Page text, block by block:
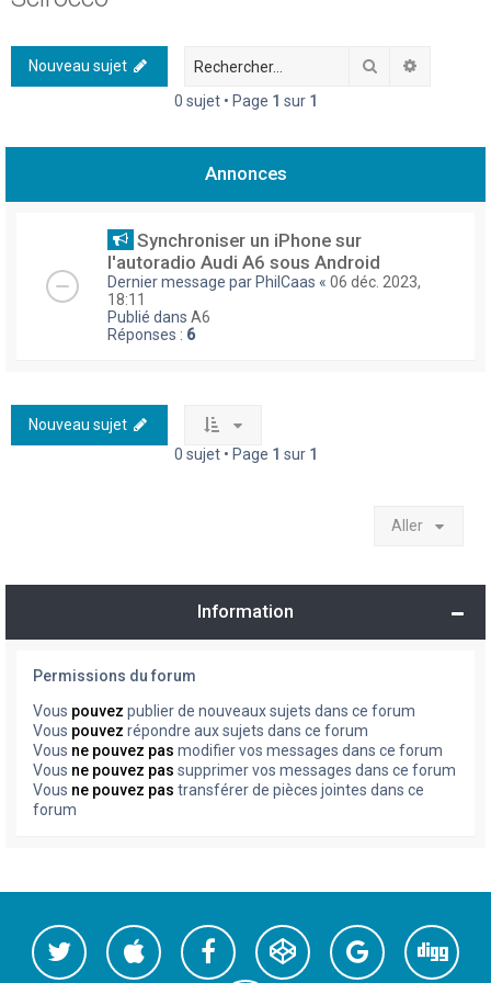
h
r
Nouveau sujet Rechercher
0 sujet • Page 1 sur 1
Annonces
Synchroniser un iPhone sur
l'autoradio Audi A6 sous Android
Dernier message par PhilCaas « 06 déc. 2023,
18:11
Publié dans A6
Réponses : 6
Nouveau sujet
0 sujet • Page 1 sur 1
Aller
Information
Permissions du forum
Vous pouvez publier de nouveaux sujets dans ce forum
Vous pouvez répondre aux sujets dans ce forum
Vous ne pouvez pas modifier vos messages dans ce forum
Vous ne pouvez pas supprimer vos messages dans ce forum
Vous ne pouvez pas transférer de pièces jointes dans ce
forum